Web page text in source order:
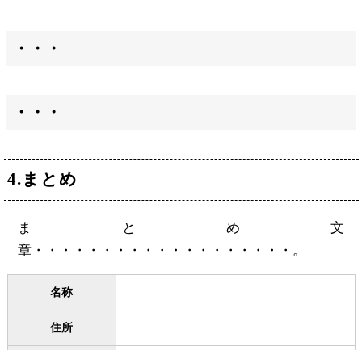
・・・
・・・
4.まとめ
まとめ文
章・・・・・・・・・・・・・・・・・・・。
名称
住所